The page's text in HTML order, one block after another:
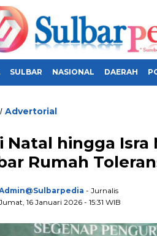
SULBAR NASIONAL DAERAH
/ Advertorial
Natal hingga Isra
Rumah
- Jurnalis
16 Januari 2026 - 15:31 WIB